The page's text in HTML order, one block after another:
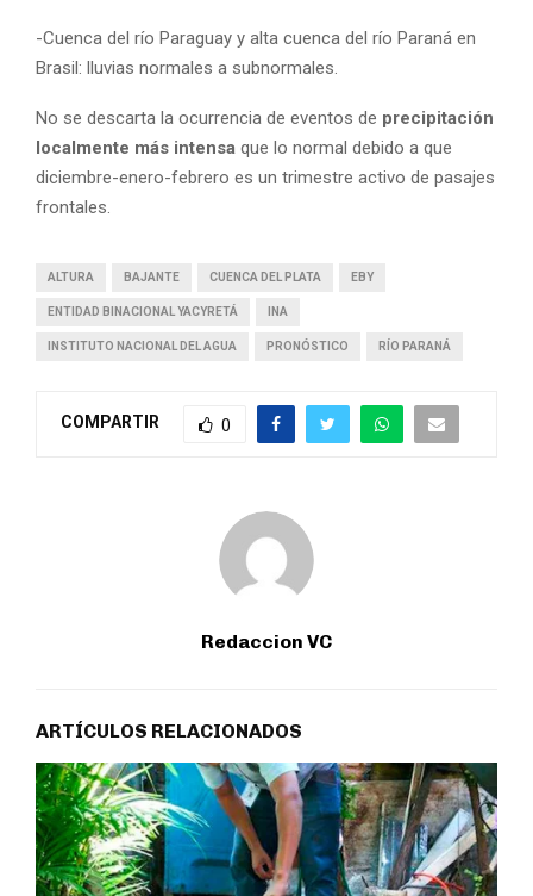
-Cuenca del río Paraguay y alta cuenca del río Paraná en
Brasil: lluvias normales a subnormales.
No se descarta la ocurrencia de eventos de precipitación
localmente más intensa que lo normal debido a que
diciembre-enero-febrero es un trimestre activo de pasajes
frontales.
ALTURA BAJANTE CUENCA DEL PLATA EBY
ENTIDAD BINACIONAL YACYRETÁ INA
INSTITUTO NACIONAL DEL AGUA PRONÓSTICO RÍO PARANÁ
COMPARTIR 0
Redaccion VC
ARTÍCULOS RELACIONADOS